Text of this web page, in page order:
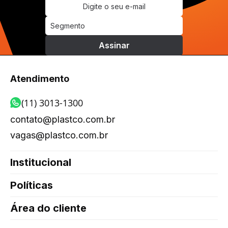
Atendimento
(11) 3013-1300
contato@plastco.com.br
vagas@plastco.com.br
Institucional
Políticas
Área do cliente